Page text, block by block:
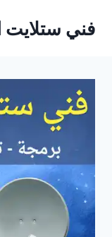
المحتوى
فني ستلايت